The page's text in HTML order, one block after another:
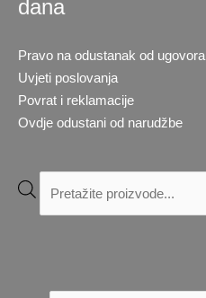
dana
Pravo na odustanak od ugovora
Uvjeti poslovanja
Povrat i reklamacije
Ovdje odustani od narudžbe